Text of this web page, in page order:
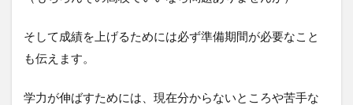
そして成績を上げるためには必ず準備期間が必要なこと
も伝えます。
学力が伸ばすためには、現在分からないところや苦手な